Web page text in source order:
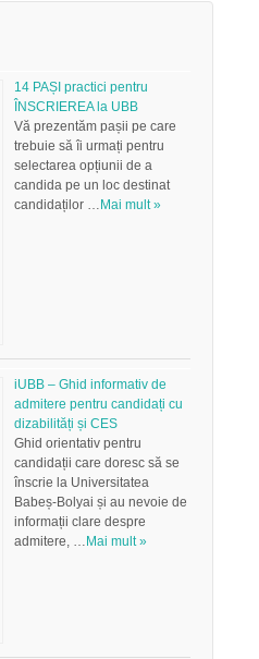
14 PAȘI practici pentru
ÎNSCRIEREA la UBB
Vă prezentăm pașii pe care
trebuie să îi urmați pentru
selectarea opțiunii de a
candida pe un loc destinat
candidaților … Mai mult »
iUBB – Ghid informativ de
admitere pentru candidați cu
dizabilități și CES
Ghid orientativ pentru
candidații care doresc să se
înscrie la Universitatea
Babeș-Bolyai și au nevoie de
informații clare despre
admitere, … Mai mult »